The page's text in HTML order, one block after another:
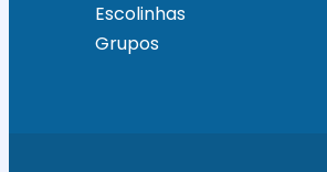
Escolinhas
Grupos